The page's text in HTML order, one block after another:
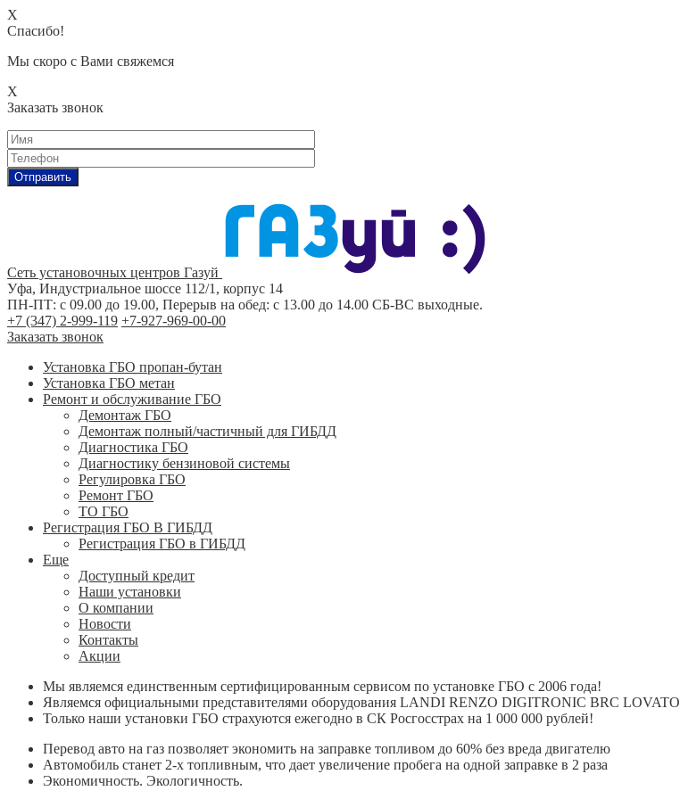
X
Спасибо!
Мы скоро с Вами свяжемся
X
Заказать звонок
Сеть установочных центров Газуй
Уфа, Индустриальное шоссе 112/1, корпус 14
ПН-ПТ: с 09.00 до 19.00, Перерыв на обед: с 13.00 до 14.00 СБ-ВС выходные.
+7 (347) 2-999-119 +7-927-969-00-00
Заказать звонок
Установка ГБО пропан-бутан
Установка ГБО метан
Ремонт и обслуживание ГБО
Демонтаж ГБО
Демонтаж полный/частичный для ГИБДД
Диагностика ГБО
Диагностику бензиновой системы
Регулировка ГБО
Ремонт ГБО
ТО ГБО
Регистрация ГБО В ГИБДД
Регистрация ГБО в ГИБДД
Еще
Доступный кредит
Наши установки
О компании
Новости
Контакты
Акции
Мы являемся единственным сертифицированным сервисом по установке ГБО с 2006 года!
Являемся официальными представителями оборудования LANDI RENZO DIGITRONIC BRC LOVATO
Только наши установки ГБО страхуются ежегодно в СК Росгосстрах на 1 000 000 рублей!
Перевод авто на газ позволяет экономить на заправке топливом до 60% без вреда двигателю
Автомобиль станет 2-х топливным, что дает увеличение пробега на одной заправке в 2 раза
Экономичность. Экологичность.